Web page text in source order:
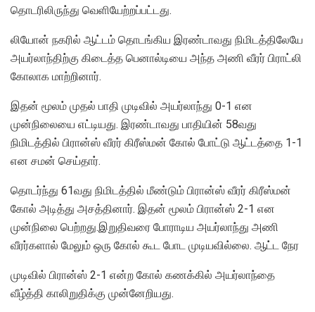
தொடரிலிருந்து வெளியேற்றப்பட்டது.
லியோன் நகரில் ஆட்டம் தொடங்கிய இரண்டாவது நிமிடத்திலேயே
அயர்லாந்திற்கு கிடைத்த பெனால்டியை அந்த அணி வீரர் பிராட்லி
கோலாக மாற்றினார்.
இதன் மூலம் முதல் பாதி முடிவில் அயர்லாந்து 0-1 என
முன்நிலையை எட்டியது. இரண்டாவது பாதியின் 58வது
நிமிடத்தில் பிரான்ஸ் வீரர் கிரீஸ்மன் கோல் போட்டு ஆட்டத்தை 1-1
என சமன் செய்தார்.
தொடர்ந்து 61வது நிமிடத்தில் மீண்டும் பிரான்ஸ் வீரர் கிரீஸ்மன்
கோல் அடித்து அசத்தினார். இதன் மூலம் பிரான்ஸ் 2-1 என
முன்நிலை பெற்றது.இறுதிவரை போராடிய அயர்லாந்து அணி
வீரர்களால் மேலும் ஒரு கோல் கூட போட முடியவில்லை. ஆட்ட நேர
முடிவில் பிரான்ஸ் 2-1 என்ற கோல் கணக்கில் அயர்லாந்தை
வீழ்த்தி காலிறுதிக்கு முன்னேறியது.